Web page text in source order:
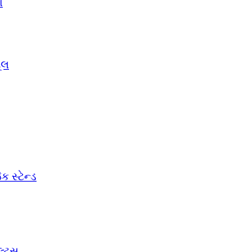
સ્ટેન્ડ